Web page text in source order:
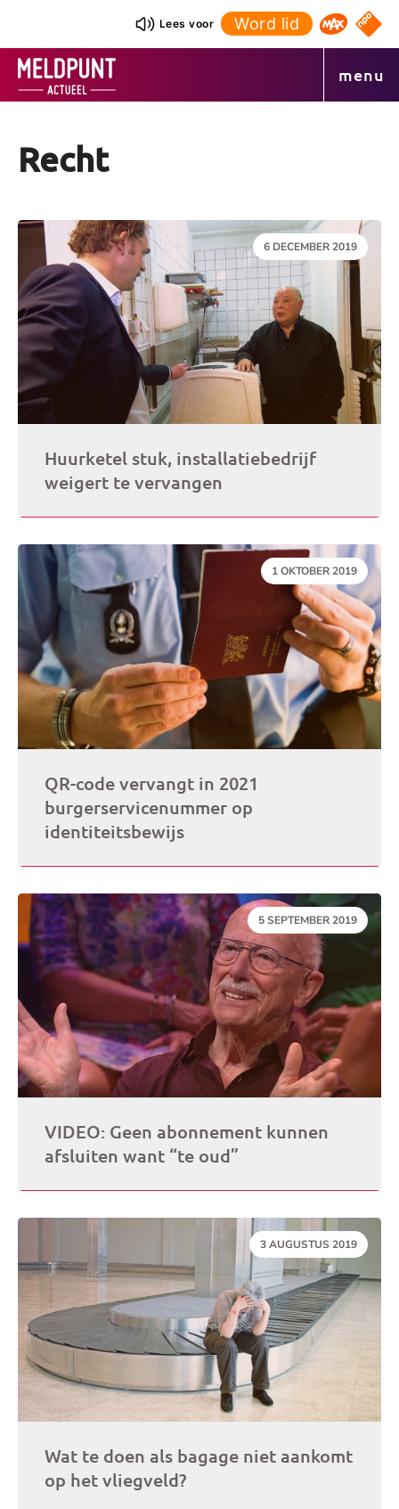
inhoud
Lees voor Word lid Omroep
NPO
menu
Recht
DATUM:
6 DECEMBER 2019
Huurketel stuk, installatiebedrijf
weigert te vervangen
DATUM:
1 OKTOBER 2019
QR-code vervangt in 2021
burgerservicenummer op
identiteitsbewijs
DATUM:
5 SEPTEMBER 2019
VIDEO: Geen abonnement kunnen
afsluiten want “te oud”
DATUM:
3 AUGUSTUS 2019
Wat te doen als bagage niet aankomt
op het vliegveld?